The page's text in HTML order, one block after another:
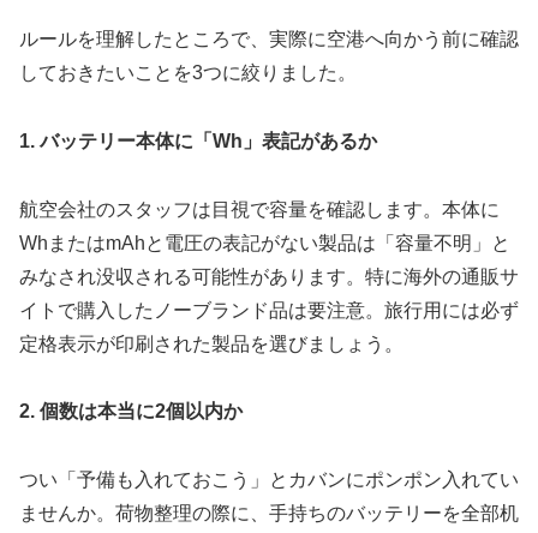
ルールを理解したところで、実際に空港へ向かう前に確認
しておきたいことを3つに絞りました。
1. バッテリー本体に「Wh」表記があるか
航空会社のスタッフは目視で容量を確認します。本体に
WhまたはmAhと電圧の表記がない製品は「容量不明」と
みなされ没収される可能性があります。特に海外の通販サ
イトで購入したノーブランド品は要注意。旅行用には必ず
定格表示が印刷された製品を選びましょう。
2. 個数は本当に2個以内か
つい「予備も入れておこう」とカバンにポンポン入れてい
ませんか。荷物整理の際に、手持ちのバッテリーを全部机